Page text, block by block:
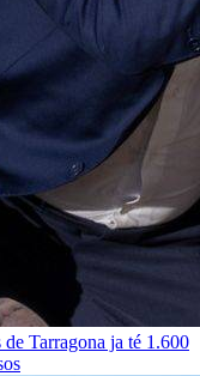
Tarragona ja té 1.600